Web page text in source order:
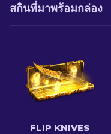
สกินที่มาพร้อมกล่อง
FLIP KNIVES